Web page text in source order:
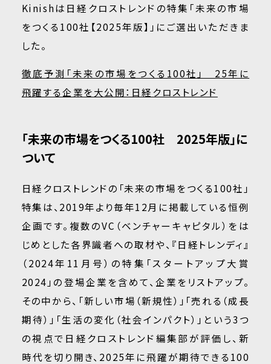
Kinishは日経クロストレンドの特集「未来の市場
をつくる100社【2025年版】」にご選出いただきま
した。
徹底予測「未来の市場をつくる100社」 25年に
飛躍する企業を大公開：日経クロストレンド
「未来の市場をつくる100社 2025年版」に
ついて
日経クロストレンドの「未来の市場をつくる100社」
特集は、2019年より毎年12月に掲載している恒例
企画です。複数のVC（ベンチャーキャピタル）をは
じめとした各界識者への取材や、『日経トレンディ』
（2024年11月号）の特集「スタートアップ大賞
2024」の登場企業を含めて、企業をリストアップ。
その中から、「新しい市場（新規性）」「売れる（成長
期待）」「生活の変化（社会インパクト）」という3つ
の視点で日経クロストレンド編集部が評価し、新
時代を切り開き、2025年に飛躍が期待できる100